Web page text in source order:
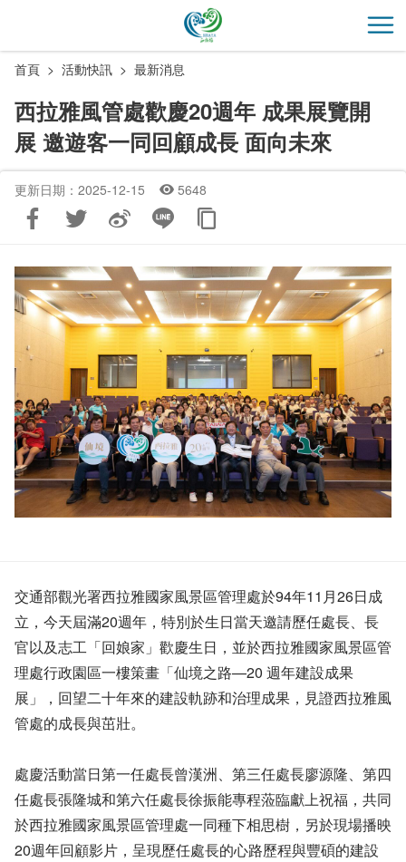
主
開
首頁 活動快訊 最新消息
西拉雅風管處歡慶20週年 成果展覽開
展 邀遊客一同回顧成長 面向未來
更新日期：2025-12-15 5648
交通部觀光署西拉雅國家風景區管理處於94年11月26日成
立，今天屆滿20週年，特別於生日當天邀請歷任處長、長
官以及志工「回娘家」歡慶生日，並於西拉雅國家風景區管
理處行政園區一樓策畫「仙境之路—20 週年建設成果
展」，回望二十年來的建設軌跡和治理成果，見證西拉雅風
管處的成長與茁壯。
處慶活動當日第一任處長曾漢洲、第三任處長廖源隆、第四
任處長張隆城和第六任處長徐振能專程蒞臨獻上祝福，共同
於西拉雅國家風景區管理處一同種下相思樹，另於現場播映
20週年回顧影片，呈現歷任處長的心路歷程與豐碩的建設